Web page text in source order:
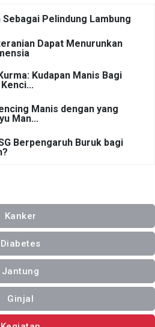
Pelindung Lambung
Dapat Menurunkan
Kudapan Manis Bagi
Manis dengan yang
Man...
Berpengaruh Buruk bagi
Kanker
Diabetes
Jantung
Ginjal